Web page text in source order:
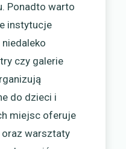
Ponadto warto
instytucje
czy galerie
do dzieci i
miejsc oferuje
oraz warsztaty